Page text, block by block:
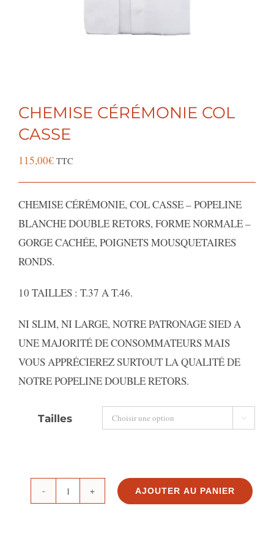
CHEMISE CÉRÉMONIE COL
CASSE
115,00€ TTC
CHEMISE CÉRÉMONIE, COL CASSE – POPELINE
BLANCHE DOUBLE RETORS, FORME NORMALE –
GORGE CACHÉE, POIGNETS MOUSQUETAIRES
RONDS.
10 TAILLES : T.37 A T.46.
NI SLIM, NI LARGE, NOTRE PATRONAGE SIED A
UNE MAJORITÉ DE CONSOMMATEURS MAIS
VOUS APPRÉCIEREZ SURTOUT LA QUALITÉ DE
NOTRE POPELINE DOUBLE RETORS.
Tailles 
quantité
AJOUTER AU PANIER